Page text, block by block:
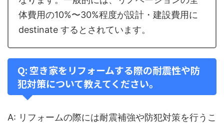
体費用の10%〜30%程度が設計・建設費用に
destinate するとされています。
Q: 空き家をリフォームする際の耐震性や防
犯対策について教えてください。
A: リフォームの際には耐震補強や防犯対策を行うこ